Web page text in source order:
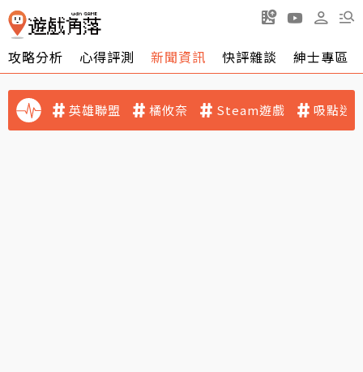
攻略分析 心得評測 新聞資訊 快評雜談 紳士專區
英雄聯盟 橘攸奈 Steam遊戲 吸點迷